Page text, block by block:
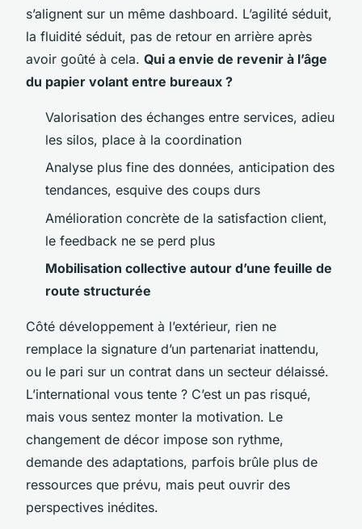
s’alignent sur un même dashboard. L’agilité séduit,
la fluidité séduit, pas de retour en arrière après
avoir goûté à cela. Qui a envie de revenir à l’âge
du papier volant entre bureaux ?
Valorisation des échanges entre services, adieu
les silos, place à la coordination
Analyse plus fine des données, anticipation des
tendances, esquive des coups durs
Amélioration concrète de la satisfaction client,
le feedback ne se perd plus
Mobilisation collective autour d’une feuille de
route structurée
Côté développement à l’extérieur, rien ne
remplace la signature d’un partenariat inattendu,
ou le pari sur un contrat dans un secteur délaissé.
L’international vous tente ? C’est un pas risqué,
mais vous sentez monter la motivation. Le
changement de décor impose son rythme,
demande des adaptations, parfois brûle plus de
ressources que prévu, mais peut ouvrir des
perspectives inédites.